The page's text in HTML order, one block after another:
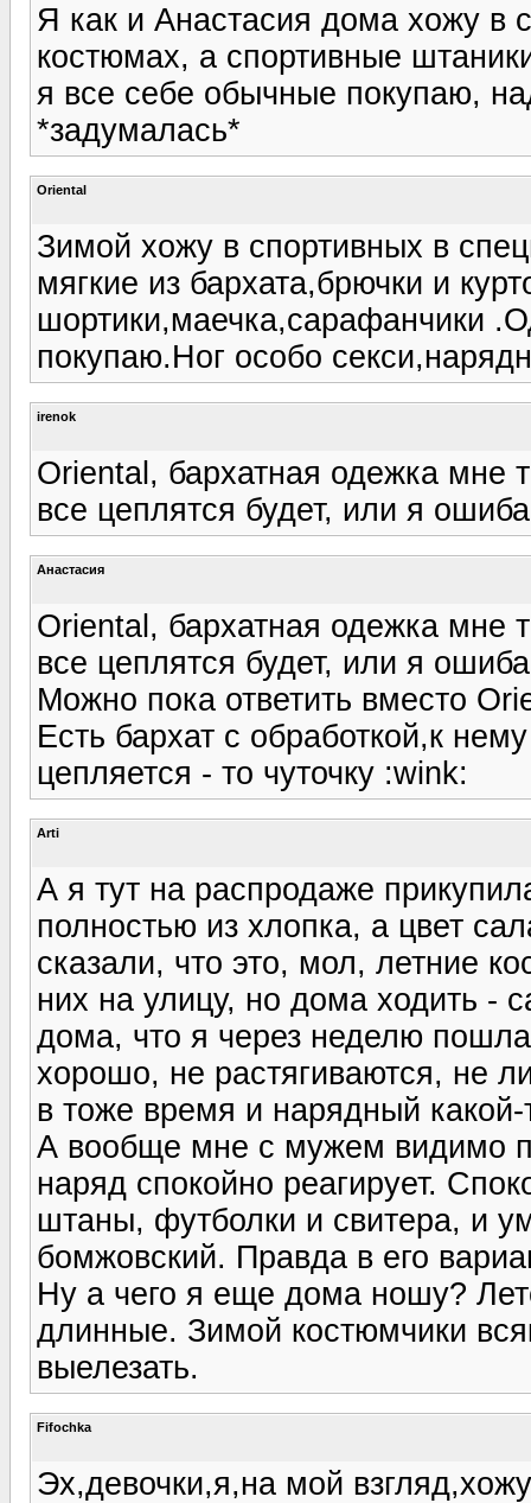
Я как и Анастасия дома хожу в
костюмах, а спортивные
я все себе обычные покупаю,
*задумалась*
Oriental
Зимой хожу в спортивных в
мягкие из бархата,брючки и
шортики,маечка,сарафанчики
покупаю.Ног особо
irenok
Oriental, бархатная одежка мне
все цеплятся будет, или я
Анастасия
Oriental, бархатная одежка мне
все цеплятся будет, или я
Можно пока ответить вместо
Есть бархат с обработкой,к
цепляется - то чуточку :wink:
Arti
А я тут на распродаже
полностью из хлопка, а цвет
сказали, что это, мол, летние
них на улицу, но дома ходить -
дома, что я через неделю
хорошо, не растягиваются, не
в тоже время и нарядный какой-
А вообще мне с мужем видимо
наряд спокойно реагирует.
штаны, футболки и свитера, и
бомжовский. Правда в его
Ну а чего я еще дома ношу?
длинные. Зимой костюмчики
выелезать.
Fifochka
Эх,девочки,я,на мой